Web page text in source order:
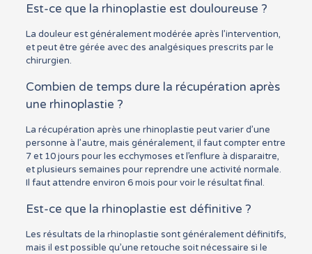
Est-ce que la rhinoplastie est douloureuse ?
La douleur est généralement modérée après l’intervention,
et peut être gérée avec des analgésiques prescrits par le
chirurgien.
Combien de temps dure la récupération après
une rhinoplastie ?
La récupération après une rhinoplastie peut varier d’une
personne à l’autre, mais généralement, il faut compter entre
7 et 10 jours pour les ecchymoses et l’enflure à disparaitre,
et plusieurs semaines pour reprendre une activité normale.
Il faut attendre environ 6 mois pour voir le résultat final.
Est-ce que la rhinoplastie est définitive ?
Les résultats de la rhinoplastie sont généralement définitifs,
mais il est possible qu’une retouche soit nécessaire si le